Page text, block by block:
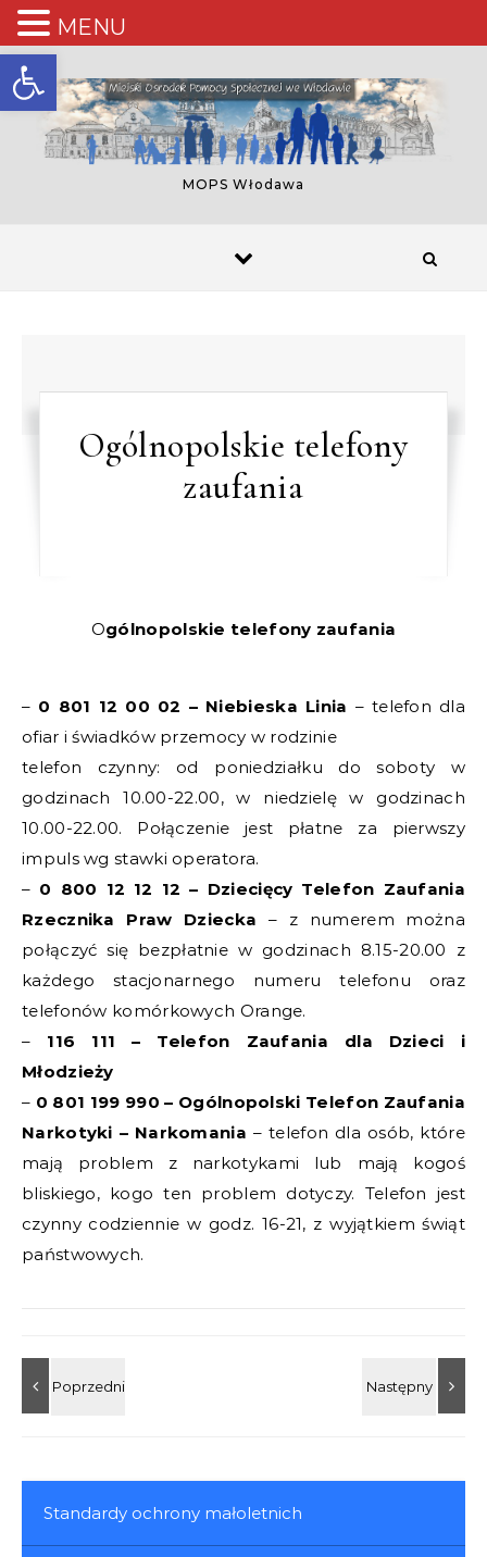
Otwórz pasek narzędzi
Skip to content
MOPS Włodawa
Ogólnopolskie telefony
zaufania
Ogólnopolskie telefony zaufania
– 0 801 12 00 02 – Niebieska Linia – telefon dla
ofiar i świadków przemocy w rodzinie
telefon czynny: od poniedziałku do soboty w
godzinach 10.00-22.00, w niedzielę w godzinach
10.00-22.00. Połączenie jest płatne za pierwszy
impuls wg stawki operatora.
– 0 800 12 12 12 – Dziecięcy Telefon Zaufania
Rzecznika Praw Dziecka – z numerem można
połączyć się bezpłatnie w godzinach 8.15-20.00 z
każdego stacjonarnego numeru telefonu oraz
telefonów komórkowych Orange.
– 116 111 – Telefon Zaufania dla Dzieci i
Młodzieży
– 0 801 199 990 – Ogólnopolski Telefon Zaufania
Narkotyki – Narkomania – telefon dla osób, które
mają problem z narkotykami lub mają kogoś
bliskiego, kogo ten problem dotyczy. Telefon jest
czynny codziennie w godz. 16-21, z wyjątkiem świąt
państwowych.
Standardy ochrony małoletnich
MENU